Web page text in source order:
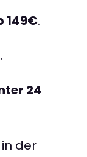
149€.
24
in der